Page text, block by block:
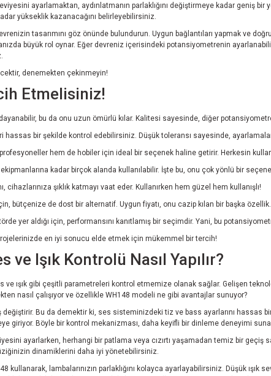
ayarlamaktan, aydınlatmanın parlaklığını değiştirmeye kadar geniş bir
yükseklik kazanacağını belirleyebilirsiniz.
tasarımını göz önünde bulundurun. Uygun bağlantıları yapmak ve
büyük rol oynar. Eğer devreniz içerisindeki potansiyometrenin
denemekten çekinmeyin!
Etmelisiniz!
bu da onu uzun ömürlü kılar. Kalitesi sayesinde, diğer
bir şekilde kontrol edebilirsiniz. Düşük toleransı sayesinde,
hem de hobiler için ideal bir seçenek haline getirir. Herkesin
kadar birçok alanda kullanılabilir. İşte bu, onu çok yönlü bir
şıklık katmayı vaat eder. Kullanırken hem güzel hem kullanışlı!
bütçenize de dost bir alternatif. Uygun fiyatı, onu cazip kılan bir başka özellik.
yer aldığı için, performansını kanıtlamış bir seçimdir. Yani, bu
en iyi sonucu elde etmek için mükemmel bir tercih!
Işık Kontrolü Nasıl Yapılır?
ve ışık gibi çeşitli parametreleri kontrol etmemize olanak sağlar. Gelişen
nasıl çalışıyor ve özellikle WH148 modeli ne gibi avantajlar sunuyor?
Bu da demektir ki, ses sisteminizdeki tiz ve bass ayarlarını hassas
giriyor. Böyle bir kontrol mekanizması, daha keyifli bir dinleme deneyimi
ayarlarken, herhangi bir patlama veya cızırtı yaşamadan temiz bir geçiş
dinamiklerini daha iyi yönetebilirsiniz.
kullanarak, lambalarınızın parlaklığını kolayca ayarlayabilirsiniz. Düşük